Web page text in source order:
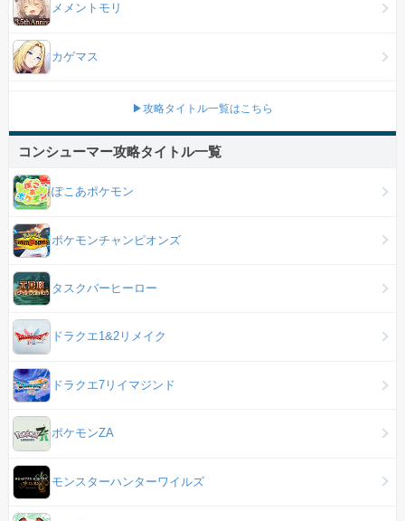
メメントモリ
カゲマス
▶攻略タイトル一覧はこちら
コンシューマー攻略タイトル一覧
ぽこあポケモン
ポケモンチャンピオンズ
タスクバーヒーロー
ドラクエ1&2リメイク
ドラクエ7リイマジンド
ポケモンZA
モンスターハンターワイルズ